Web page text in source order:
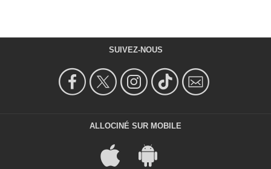
SUIVEZ-NOUS
ALLOCINÉ SUR MOBILE